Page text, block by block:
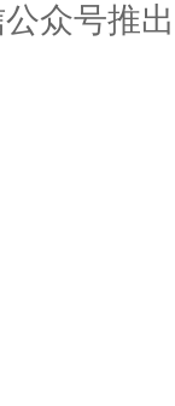
众号推